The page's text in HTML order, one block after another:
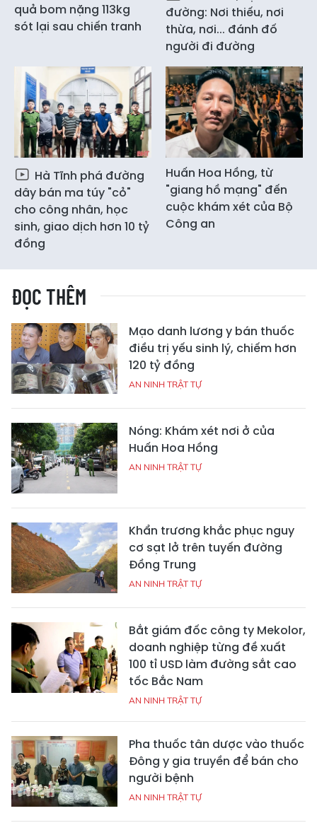
quả bom nặng 113kg
sót lại sau chiến tranh
đường: Nơi thiếu, nơi
thừa, nơi... đánh đố
người đi đường
Hà Tĩnh phá đường
dây bán ma túy "cỏ"
cho công nhân, học
sinh, giao dịch hơn 10 tỷ
đồng
Huấn Hoa Hồng, từ
"giang hồ mạng" đến
cuộc khám xét của Bộ
Công an
ĐỌC THÊM
Mạo danh lương y bán thuốc
điều trị yếu sinh lý, chiếm hơn
120 tỷ đồng
AN NINH TRẬT TỰ
Nóng: Khám xét nơi ở của
Huấn Hoa Hồng
AN NINH TRẬT TỰ
Khẩn trương khắc phục nguy
cơ sạt lở trên tuyến đường
Đồng Trung
AN NINH TRẬT TỰ
Bắt giám đốc công ty Mekolor,
doanh nghiệp từng đề xuất
100 tỉ USD làm đường sắt cao
tốc Bắc Nam
AN NINH TRẬT TỰ
Pha thuốc tân dược vào thuốc
Đông y gia truyền để bán cho
người bệnh
AN NINH TRẬT TỰ